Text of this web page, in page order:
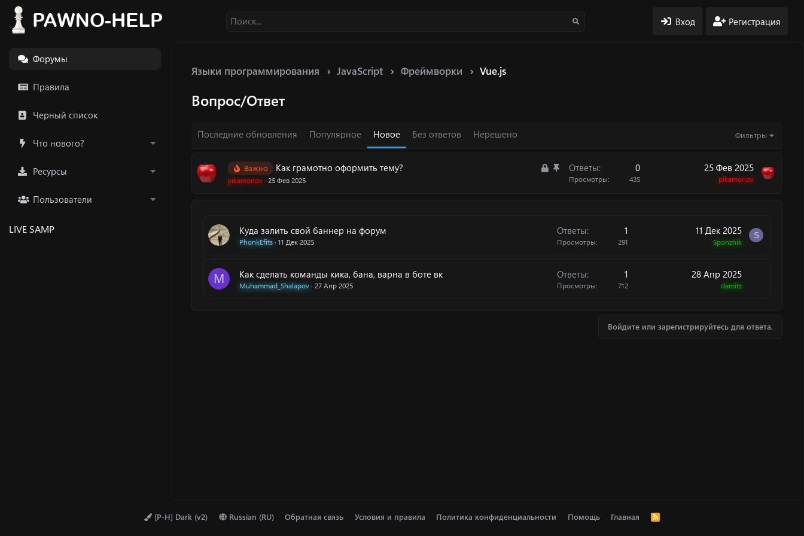
Вход Регистрация
Форумы
Правила
Черный список
Что нового?
Ресурсы
Пользователи
LIVE SAMP
Языки программирования JavaScript Фреймворки Vue.js
Вопрос/Ответ
Последние обновления Популярное Новое Без ответов Нерешено Фильтры
З
З
п
л
о
Важно Как грамотно оформить тему?
pikamonov 25 Фев 2025
Ответы 0
Просмотры 435
25 Фев 2025
pikamonov
Куда залить свой баннер на форум
PhonkEfits 11 Дек 2025
Ответы 1
Просмотры 291
11 Дек 2025
Sponzhik
S
M Как сделать команды кика, бана, варна в боте вк
Muhammad_Shalapov 27 Апр 2025
Ответы 1
Просмотры 712
28 Апр 2025
damitz
Войдите или зарегистрируйтесь для ответа.
[P-H] Dark (v2) Russian (RU) Обратная связь Условия и правила Политика конфиденциальности Помощь Главная
R